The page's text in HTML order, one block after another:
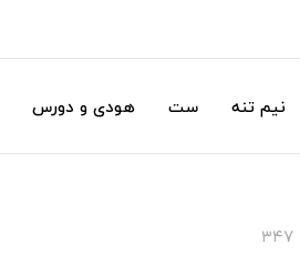
نیم تنه ست هودی و دورس